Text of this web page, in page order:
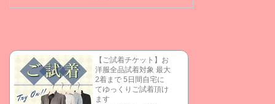
【ご試着チケット】お
洋服全品試着対象 最大
2着まで 5日間自宅に
てゆっくりご試着頂け
ます